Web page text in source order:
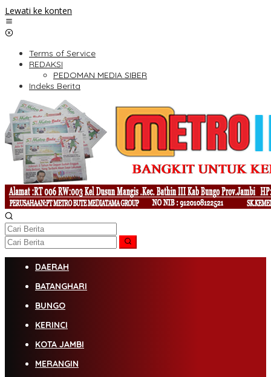
Lewati ke konten
Terms of Service
REDAKSI
PEDOMAN MEDIA SIBER
Indeks Berita
DAERAH
BATANGHARI
BUNGO
KERINCI
KOTA JAMBI
MERANGIN